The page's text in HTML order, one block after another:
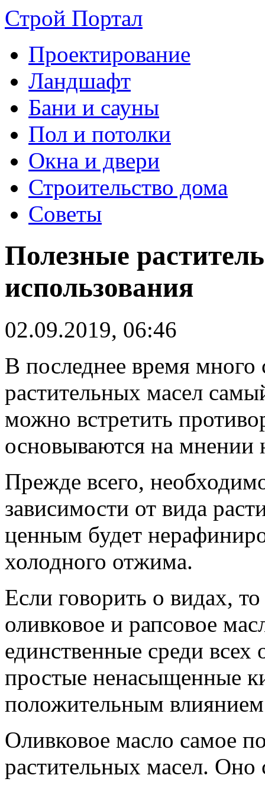
Строй Портал
Проектирование
Ландшафт
Бани и сауны
Пол и потолки
Окна и двери
Строительство дома
Советы
Полезные
использования
02.09.2019, 06:46
В последнее время много
растительных масел
можно встретить
основываются на мнении
Прежде всего,
зависимости от вида
ценным будет
холодного отжима.
Если говорить о видах,
оливковое и рапсовое
единственные среди
простые ненасыщенные
положительным
Оливковое масло самое
растительных масел.